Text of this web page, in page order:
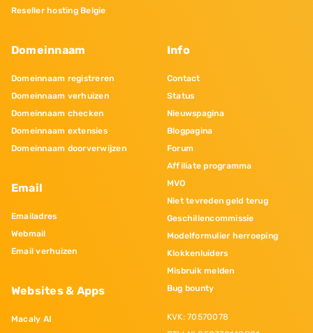
Reseller hosting Belgie
Domeinnaam
Domeinnaam registreren
Domeinnaam verhuizen
Domeinnaam checken
Domeinnaam extensies
Domeinnaam doorverwijzen
Email
Emailadres
Webmail
Email verhuizen
Websites & Apps
Macaly AI
Info
Contact
Status
Nieuwspagina
Blogpagina
Forum
Affiliate programma
MVO
Niet tevreden geld terug
Geschillencommissie
Modelformulier herroeping
Klokkenluiders
Misbruik melden
Bug bounty
KVK: 70570078